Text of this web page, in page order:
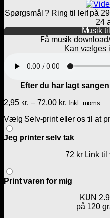
Spørgsmål ? Ring til leif på
24
Musik
Få musik
Kan vælges
Efter du har lagt
2,95 kr. – 72,00 kr. Prisinterval:
til
Inkl. moms
Vælg Selv-print eller os til at
Jeg printer selv tak
72 kr Link til
Print varen for mig
KUN
på 120